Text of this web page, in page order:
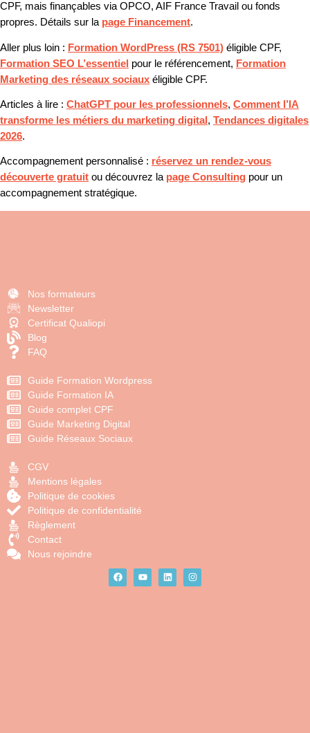
CPF, mais finançables via OPCO, AIF France Travail ou fonds
propres. Détails sur la page Financement.
Aller plus loin : Formation WordPress (RS 7501) éligible CPF,
Formation SEO L’essentiel pour le référencement, Formation
Marketing des réseaux sociaux éligible CPF.
Articles à lire : ChatGPT pour les professionnels, Comment l’IA
transforme les métiers du marketing digital , Tendances digitales
2026.
Accompagnement personnalisé : réservez un rendez-vous
découverte gratuit ou découvrez la page Consulting pour un
accompagnement stratégique.
Nos formateurs
Newsletter
Certificat Qualiopi
Blog
FAQ
Guide Formation Wordpress
Guide Formation IA
Guide complet CPF
Guide Marketing Digital
Guide Réseaux Sociaux
CGV
Mentions légales
Politique de cookies
Politique de confidentialité
Règlement
Contact
Nous rejoindre